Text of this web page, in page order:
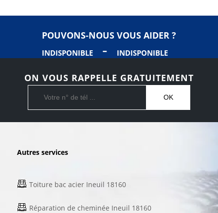
POUVONS-NOUS VOUS AIDER ?
INDISPONIBLE - INDISPONIBLE
ON VOUS RAPPELLE GRATUITEMENT
Autres services
Toiture bac acier Ineuil 18160
Réparation de cheminée Ineuil 18160